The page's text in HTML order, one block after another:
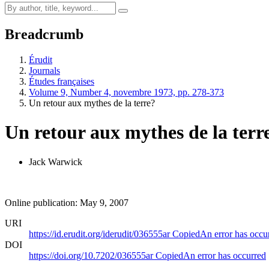
Breadcrumb
Érudit
Journals
Études françaises
Volume 9, Number 4, novembre 1973, pp. 278-373
Un retour aux mythes de la terre?
Un retour aux mythes de la
Jack Warwick
Online publication: May 9, 2007
URI
https://id.erudit.org/iderudit/036555arCopiedAn error has
DOI
https://doi.org/10.7202/036555arCopiedAn error has occurred